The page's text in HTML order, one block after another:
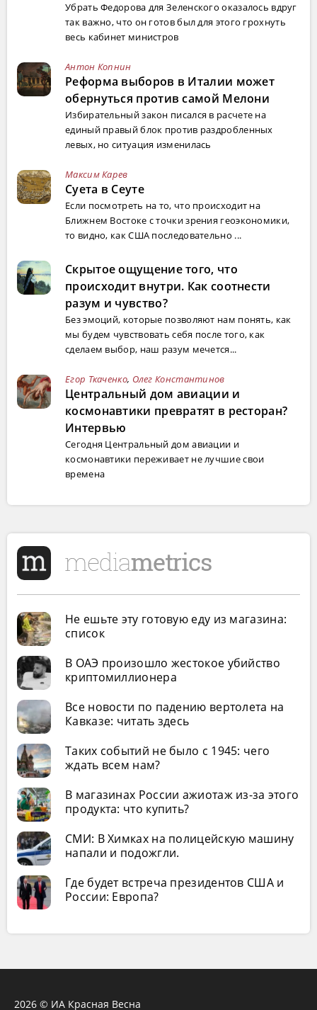
Убрать Федорова для Зеленского оказалось вдруг
так важно, что он готов был для этого грохнуть
весь кабинет министров
Антон Копнин
Реформа выборов в Италии может
обернуться против самой Мелони
Избирательный закон писался в расчете на
единый правый блок против раздробленных
левых, но ситуация изменилась
Максим Карев
Суета в Сеуте
Если посмотреть на то, что происходит на
Ближнем Востоке с точки зрения геоэкономики,
то видно, как США последовательно ...
Скрытое ощущение того, что
происходит внутри. Как соотнести
разум и чувство?
Без эмоций, которые позволяют нам понять, как
мы будем чувствовать себя после того, как
сделаем выбор, наш разум мечется...
Егор Ткаченко, Олег Константинов
Центральный дом авиации и
космонавтики превратят в ресторан?
Интервью
Сегодня Центральный дом авиации и
космонавтики переживает не лучшие свои
времена
Не ешьте эту готовую еду из магазина:
список
В ОАЭ произошло жестокое убийство
криптомиллионера
Все новости по падению вертолета на
Кавказе: читать здесь
Таких событий не было с 1945: чего
ждать всем нам?
В магазинах России ажиотаж из-за этого
продукта: что купить?
СМИ: В Химках на полицейскую машину
напали и подожгли.
Где будет встреча президентов США и
России: Европа?
2026 © ИА Красная Весна